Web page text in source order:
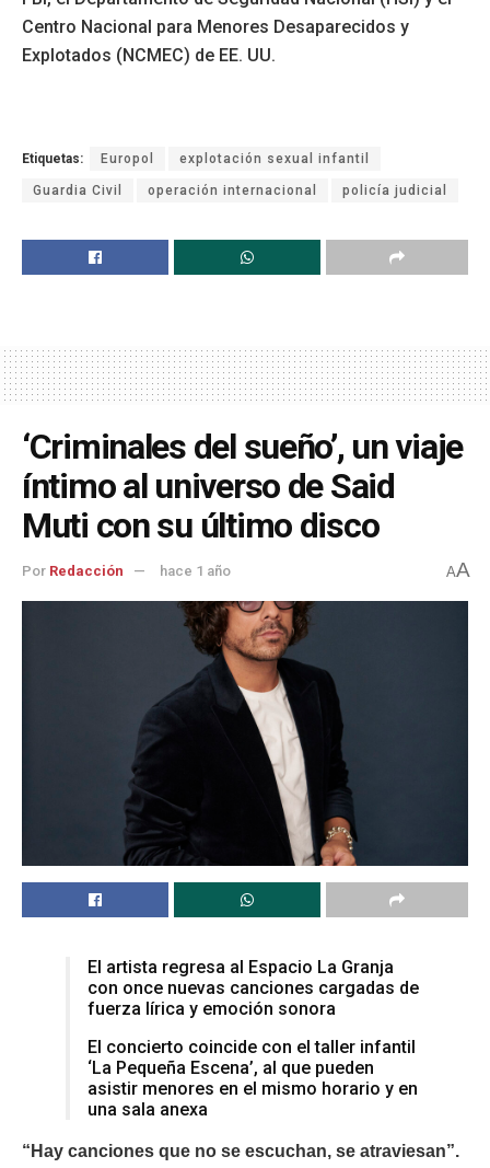
Centro Nacional para Menores Desaparecidos y
Explotados (NCMEC) de EE. UU.
Etiquetas: Europol explotación sexual infantil
Guardia Civil operación internacional policía judicial
‘Criminales del sueño’, un viaje
íntimo al universo de Said
Muti con su último disco
Por Redacción hace 1 año AA
El artista regresa al Espacio La Granja
con once nuevas canciones cargadas de
fuerza lírica y emoción sonora
El concierto coincide con el taller infantil
‘La Pequeña Escena’, al que pueden
asistir menores en el mismo horario y en
una sala anexa
“Hay canciones que no se escuchan, se atraviesan”.